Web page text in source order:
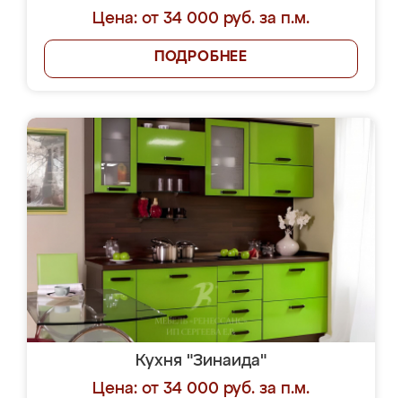
Цена: от 34 000 руб. за п.м.
ПОДРОБНЕЕ
Кухня "Зинаида"
Цена: от 34 000 руб. за п.м.